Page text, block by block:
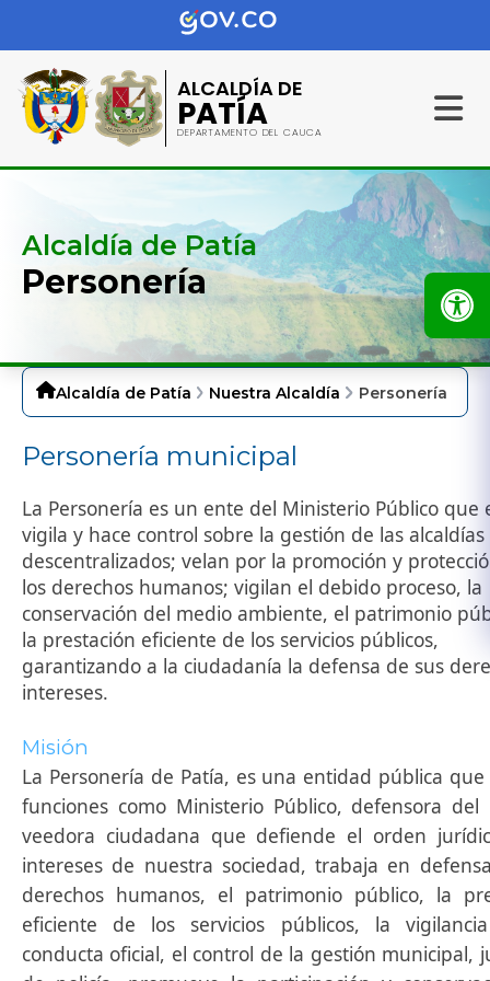
ALCALDÍA DE
PATÍA
DEPARTAMENTO DEL CAUCA
Alcaldía de Patía
Personería
Alcaldía de Patía Nuestra Alcaldía Personería
Personería​ municipal
La Personería es un ente del Ministerio Público que
vigila y hace control sobre la gestión de las
descentralizados; velan por la promoción y
los derechos humanos; vigilan el debido proceso, la
conservación del medio ambiente, el patrimonio
la prestación eficiente de los servicios públicos,
garantizando a la ciudadanía la defensa de sus
intereses.​
Misión
La Personería de Patía, es una entidad pública
funciones como Ministerio Público, defensora del
veedora ciudadana que defiende el orden
intereses de nuestra sociedad, trabaja en
derechos humanos, el patrimonio público, la
eficiente de los servicios públicos, la
conducta oficial, el control de la gestión municipal,